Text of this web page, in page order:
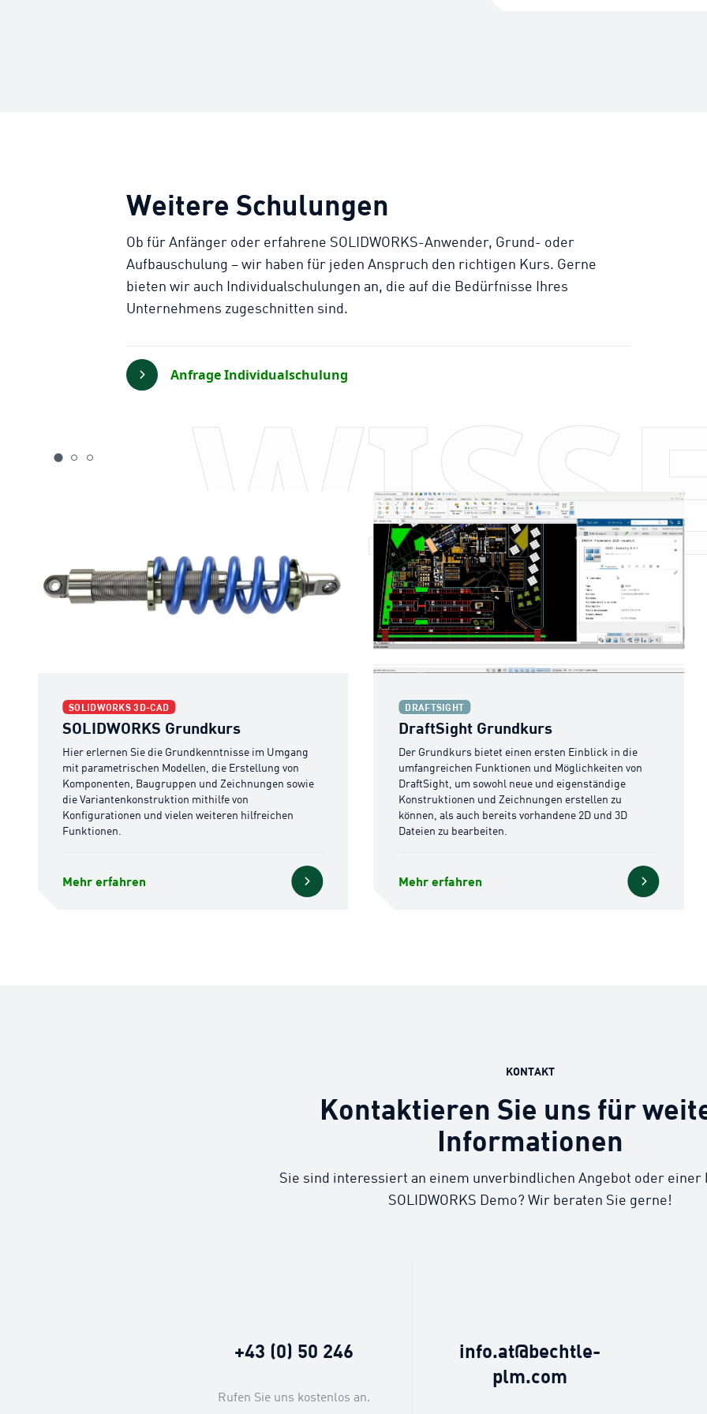
Weitere Schulungen
Ob für Anfänger oder erfahrene SOLIDWORKS-Anwender, Grund- oder
Aufbauschulung – wir haben für jeden Anspruch den richtigen Kurs. Gerne
bieten wir auch Individualschulungen an, die auf die Bedürfnisse Ihres
Unternehmens zugeschnitten sind.
Anfrage Individualschulung
SOLIDWORKS 3D-CAD
SOLIDWORKS Grundkurs
Hier erlernen Sie die Grundkenntnisse im Umgang
mit parametrischen Modellen, die Erstellung von
Komponenten, Baugruppen und Zeichnungen sowie
die Variantenkonstruktion mithilfe von
Konfigurationen und vielen weiteren hilfreichen
Funktionen.
Mehr erfahren
DRAFTSIGHT
DraftSight Grundkurs
Der Grundkurs bietet einen ersten Einblick in die
umfangreichen Funktionen und Möglichkeiten von
DraftSight, um sowohl neue und eigenständige
Konstruktionen und Zeichnungen erstellen zu
können, als auch bereits vorhandene 2D und 3D
Dateien zu bearbeiten.
Mehr erfahren
KONTAKT
Kontaktieren Sie uns für
Informationen
Sie sind interessiert an einem unverbindlichen Angebot oder einer
SOLIDWORKS Demo? Wir beraten Sie gerne!
+43 (0) 50 246
Rufen Sie uns kostenlos an.
info.at@bechtle-
plm.com